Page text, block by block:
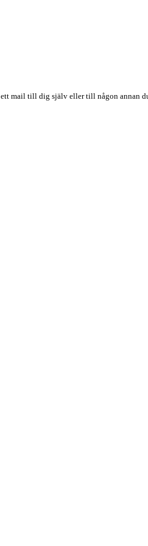
mail till dig själv eller till någon annan